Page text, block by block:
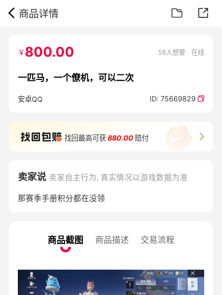
商品详情
￥800.00 58人想要 . 在线
一匹马，一个僚机，可以二次
安卓QQ ID:75669829
找回最高可获880.00 赔付
卖家说 卖家自主行为, 真实情况以游戏数据为准
那赛季手册积分都在没领
商品截图 商品描述 交易流程